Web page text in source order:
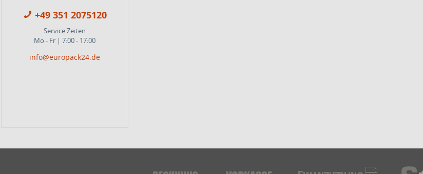
+49 351 2075120
Service Zeiten
Mo - Fr | 7:00 - 17:00
info@europack24.de